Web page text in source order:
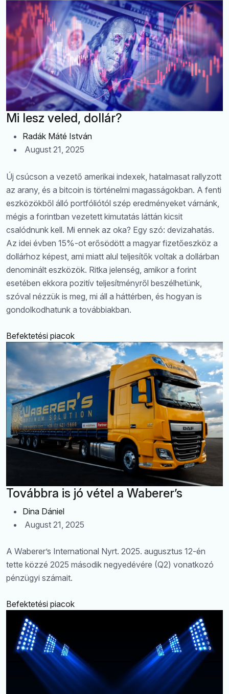
Mi lesz veled, dollár?
Radák Máté István
August 21, 2025
Új csúcson a vezető amerikai indexek, hatalmasat rallyzott
az arany, és a bitcoin is történelmi magasságokban. A fenti
eszközökből álló portfóliótól szép eredményeket várnánk,
mégis a forintban vezetett kimutatás láttán kicsit
csalódnunk kell. Mi ennek az oka? Egy szó: devizahatás.
Az idei évben 15%-ot erősödött a magyar fizetőeszköz a
dollárhoz képest, ami miatt alul teljesítők voltak a dollárban
denominált eszközök. Ritka jelenség, amikor a forint
esetében ekkora pozitív teljesítményről beszélhetünk,
szóval nézzük is meg, mi áll a háttérben, és hogyan is
gondolkodhatunk a továbbiakban.
Befektetési piacok
Továbbra is jó vétel a Waberer’s
Dina Dániel
August 21, 2025
A Waberer’s International Nyrt. 2025. augusztus 12-én
tette közzé 2025 második negyedévére (Q2) vonatkozó
pénzügyi számait.
Befektetési piacok